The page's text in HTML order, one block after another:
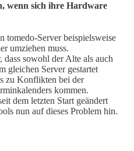
wenn sich ihre Hardware
tomedo-Server beispielsweise
umziehen muss.
dass sowohl der Alte als auch
gleichen Server gestartet
zu Konflikten bei der
kommen.
dem letzten Start geändert
nun auf dieses Problem hin.